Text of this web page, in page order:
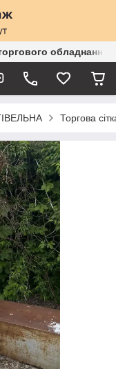
обладнання
Торгова